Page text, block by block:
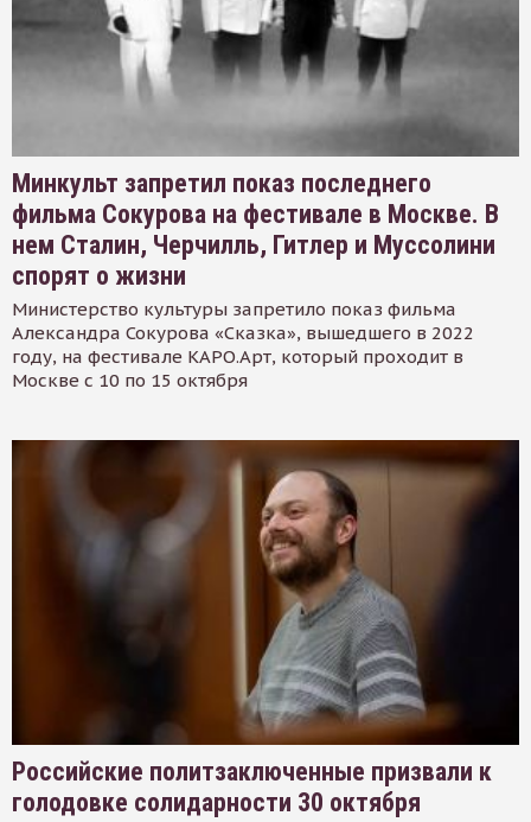
Минкульт запретил показ последнего
фильма Сокурова на фестивале в Москве. В
нем Сталин, Черчилль, Гитлер и Муссолини
спорят о жизни
Министерство культуры запретило показ фильма
Александра Сокурова «Сказка», вышедшего в 2022
году, на фестивале КАРО.Арт, который проходит в
Москве с 10 по 15 октября
Российские политзаключенные призвали к
голодовке солидарности 30 октября